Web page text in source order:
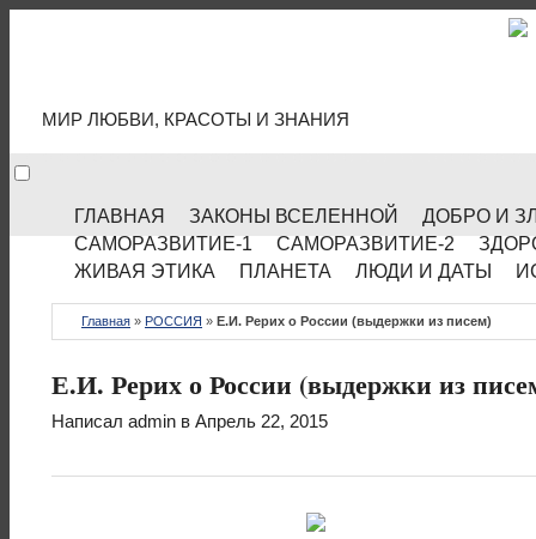
МИР ЛЮБВИ, КРАСОТЫ И ЗНАНИЯ
ГЛАВНАЯ ЗАКОНЫ ВСЕЛЕННОЙ
ДОБРО И
САМОРАЗВИТИЕ-1
САМОРАЗВИТИЕ-2
ЖИВАЯ ЭТИКА
ПЛАНЕТА ЛЮДИ И ДАТЫ
Главная » РОССИЯ » Е.И. Рерих о России (выдержки из писем)
Е.И. Рерих о России (выдержки из
Написал admin в Апрель 22, 2015